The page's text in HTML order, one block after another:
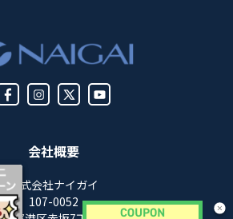
会社概要
株式会社ナイガイ
107-0052